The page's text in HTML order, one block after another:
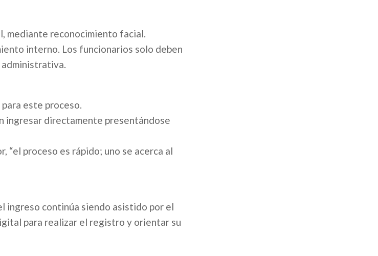
mediante reconocimiento facial.
interno. Los funcionarios solo deben
administrativa.
este proceso.
ingresar directamente presentándose
proceso es rápido; uno se acerca al
ingreso continúa siendo asistido por el
para realizar el registro y orientar su